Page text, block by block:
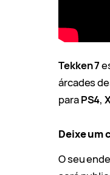
Tekken 7
árcades
paraPS4,
Deixe um
O seu